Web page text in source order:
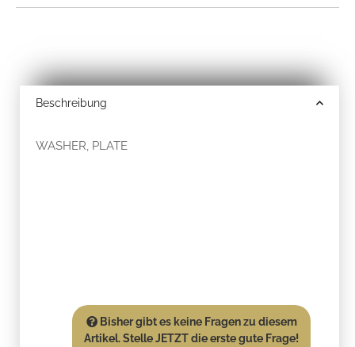
Beschreibung
WASHER, PLATE
Bisher gibt es keine Fragen zu diesem
Artikel. Stelle JETZT die erste gute Frage!